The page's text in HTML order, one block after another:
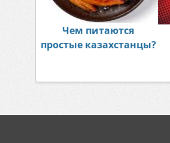
Чем питаются
простые казахстанцы?